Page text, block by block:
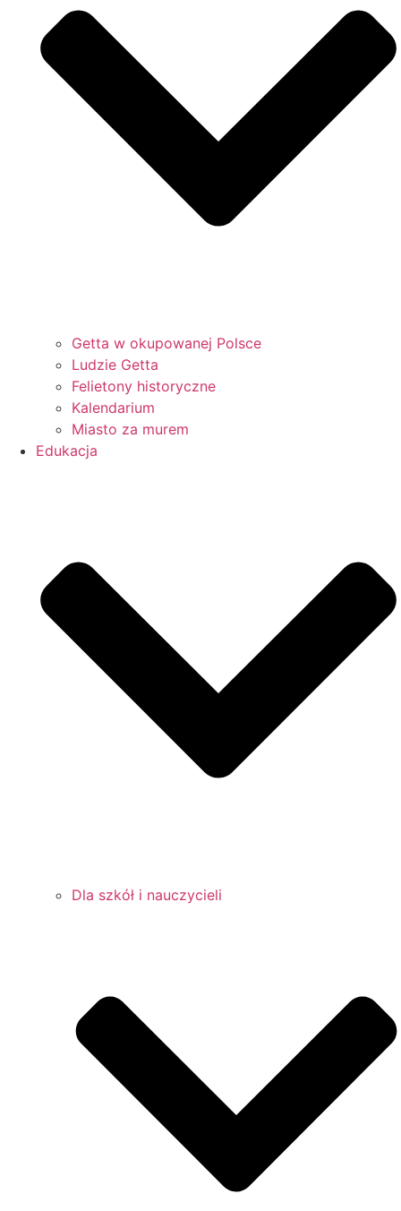
Getta w okupowanej Polsce
Ludzie Getta
Felietony historyczne
Kalendarium
Miasto za murem
Edukacja
Dla szkół i nauczycieli